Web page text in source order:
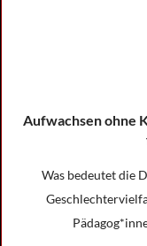
Aufwachsen ohne
Was bedeutet die